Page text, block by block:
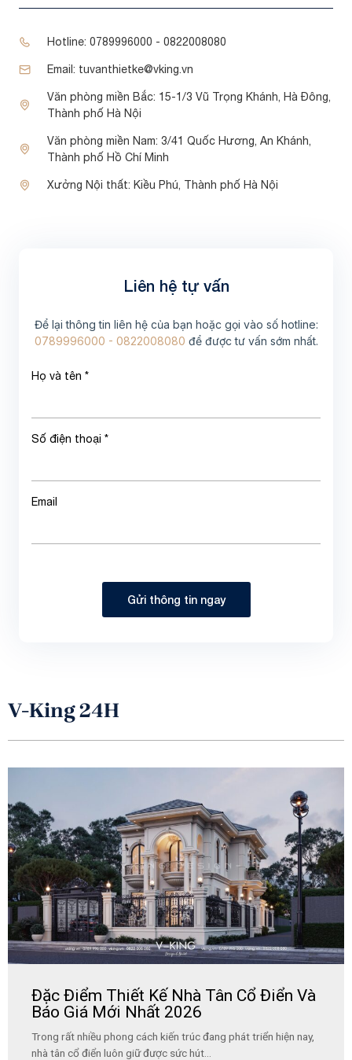
Hotline: 0789996000 - 0822008080
Email: tuvanthietke@vking.vn
Văn phòng miền Bắc: 15-1/3 Vũ Trọng Khánh, Hà Đông,
Thành phố Hà Nội
Văn phòng miền Nam: 3/41 Quốc Hương, An Khánh,
Thành phố Hồ Chí Minh
Xưởng Nội thất: Kiều Phú, Thành phố Hà Nội
Liên hệ tự vấn
Để lại thông tin liên hệ của bạn hoặc gọi vào số hotline:
0789996000 - 0822008080 để được tư vấn sớm nhất.
Họ và tên *
Số điện thoại *
Email
Gửi thông tin ngay
V-King 24H
Đặc Điểm Thiết Kế Nhà Tân Cổ Điển Và
Báo Giá Mới Nhất 2026
Trong rất nhiều phong cách kiến trúc đang phát triển hiện nay,
nhà tân cổ điển luôn giữ được sức hút...